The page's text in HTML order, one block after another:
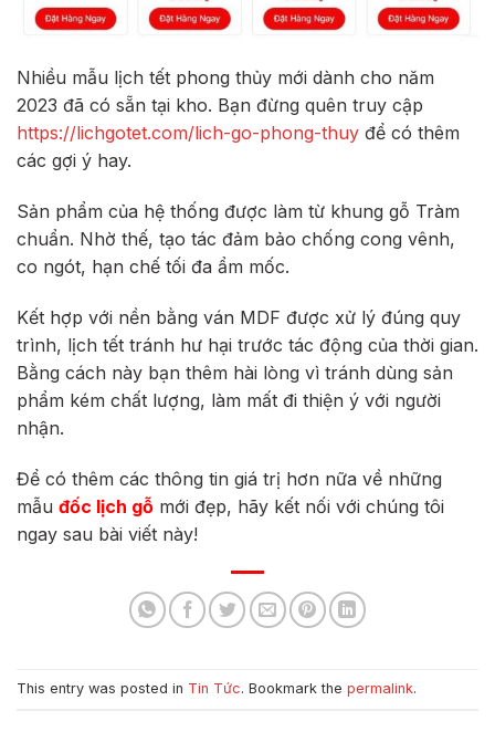
Nhiều mẫu lịch tết phong thủy mới dành cho năm
2023 đã có sẵn tại kho. Bạn đừng quên truy cập
https://lichgotet.com/lich-go-phong-thuy để có thêm
các gợi ý hay.
Sản phẩm của hệ thống được làm từ khung gỗ Tràm
chuẩn. Nhờ thế, tạo tác đảm bảo chống cong vênh,
co ngót, hạn chế tối đa ẩm mốc.
Kết hợp với nền bằng ván MDF được xử lý đúng quy
trình, lịch tết tránh hư hại trước tác động của thời gian.
Bằng cách này bạn thêm hài lòng vì tránh dùng sản
phẩm kém chất lượng, làm mất đi thiện ý với người
nhận.
Để có thêm các thông tin giá trị hơn nữa về những
mẫu đốc lịch gỗ mới đẹp, hãy kết nối với chúng tôi
ngay sau bài viết này!
This entry was posted in Tin Tức. Bookmark the permalink.